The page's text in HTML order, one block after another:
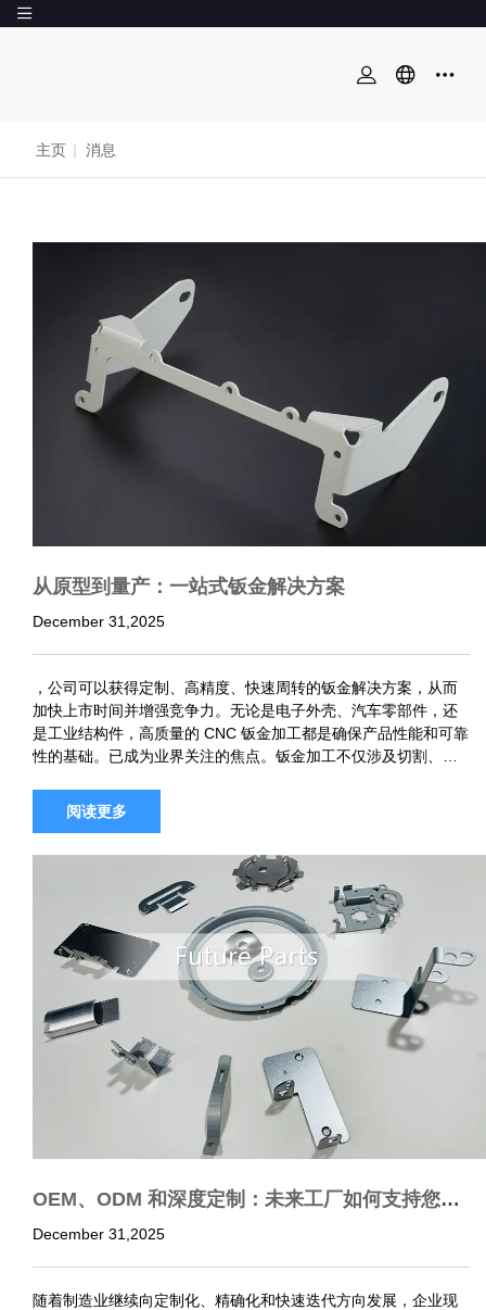
主页 | 消息
从原型到量产：一站式钣金解决方案
December 31,2025
，公司可以获得定制、高精度、快速周转的钣金解决方案，从而
加快上市时间并增强竞争力。无论是电子外壳、汽车零部件，还
是工业结构件，高质量的 CNC 钣金加工都是确保产品性能和可靠
性的基础。已成为业界关注的焦点。钣金加工不仅涉及切割、弯
美观质量。 未…
阅读更多
OEM、ODM 和深度定制：未来工厂如何支持您产
品开发的每个阶段？
December 31,2025
随着制造业继续向定制化、精确化和快速迭代方向发展，企业现